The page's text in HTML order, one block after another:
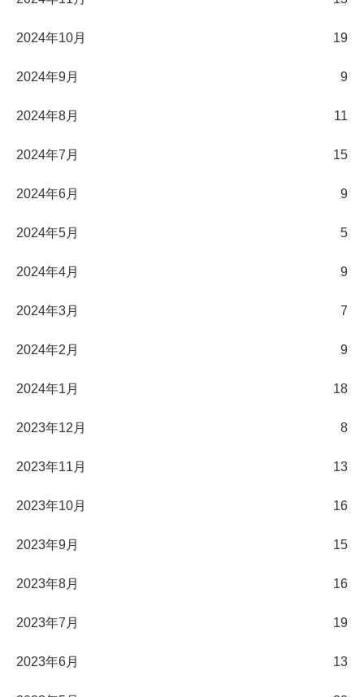
2024年10月 19
2024年9月 9
2024年8月 11
2024年7月 15
2024年6月 9
2024年5月 5
2024年4月 9
2024年3月 7
2024年2月 9
2024年1月 18
2023年12月 8
2023年11月 13
2023年10月 16
2023年9月 15
2023年8月 16
2023年7月 19
2023年6月 13